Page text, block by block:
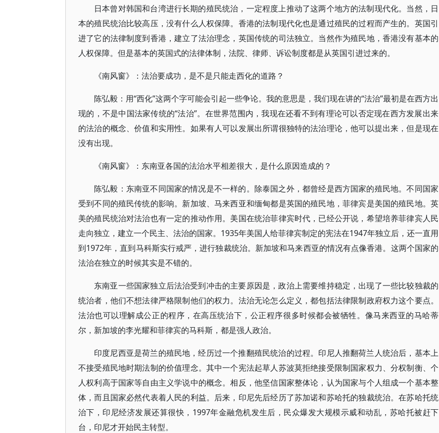
日本曾对韩国和台湾进行长期的殖民统治，一定程度上推动了这两个地方的法制现代化。当然，日
本的殖民统治比较高压，没有什么人权保障。香港的法制现代化也是通过殖民的过程而产生的。英国引
进了它的法律制度到香港，建立了法治理念，英国传统的司法独立。当然作为殖民地，香港没有基本的
人权保障。但是基本的英国式的法律体制，法院、律师、诉讼制度都是从英国引进过来的。
《南风窗》：法治要成功，是不是只能走西化的道路？
陈弘毅：用“西化”这两个字可能会引起一些争论。我的意思是，我们现在讲的“法治”最初是在西方出
现的，不是中国法家传统的“法治”。在世界范围内，我现在还看不到有理论可以否定现在西方发展出来
的法治的概念、价值和实用性。如果有人可以发展出所谓很独特的法治理论，他可以提出来，但是现在
没有出现。
《南风窗》：东南亚各国的法治水平相差很大，是什么原因造成的？
陈弘毅：东南亚不同国家的情况是不一样的。除泰国之外，都曾经是西方国家的殖民地。不同国家
受到不同的殖民传统的影响。新加坡、马来西亚和缅甸都是英国的殖民地，菲律宾是美国的殖民地。英
美的殖民统治对法治也有一定的推动作用。美国在统治菲律宾时代，已经公开说，希望培养菲律宾人民
走向独立，建立一个民主、法治的国家。1935年美国人给菲律宾制定的宪法在1947年独立后，还一直用
到1972年，直到马科斯实行戒严，进行独裁统治。新加坡和马来西亚的情况有点像香港。这两个国家的
法治在独立的时候其实是不错的。
东南亚一些国家独立后法治受到冲击的主要原因是，政治上需要维持稳定，出现了一些比较独裁的
统治者，他们不想法律严格限制他们的权力。法治无论怎么定义，都包括法律限制政府权力这个要点。
法治也可以理解成公正的程序，在高压统治下，公正程序很多时候都会被牺牲。像马来西亚的马哈蒂
尔，新加坡的李光耀和菲律宾的马科斯，都是强人政治。
印度尼西亚是荷兰的殖民地，经历过一个推翻殖民统治的过程。印尼人推翻荷兰人统治后，基本上
不接受殖民地时期法制的价值理念。其中一个宪法起草人苏波莫拒绝接受限制国家权力、分权制衡、个
人权利高于国家等自由主义学说中的概念。相反，他坚信国家整体论，认为国家与个人组成一个基本整
体，而且国家必然代表着人民的利益。后来，印尼先后经历了苏加诺和苏哈托的独裁统治。在苏哈托统
治下，印尼经济发展还算很快，1997年金融危机发生后，民众爆发大规模示威和动乱，苏哈托被赶下
台，印尼才开始民主转型。